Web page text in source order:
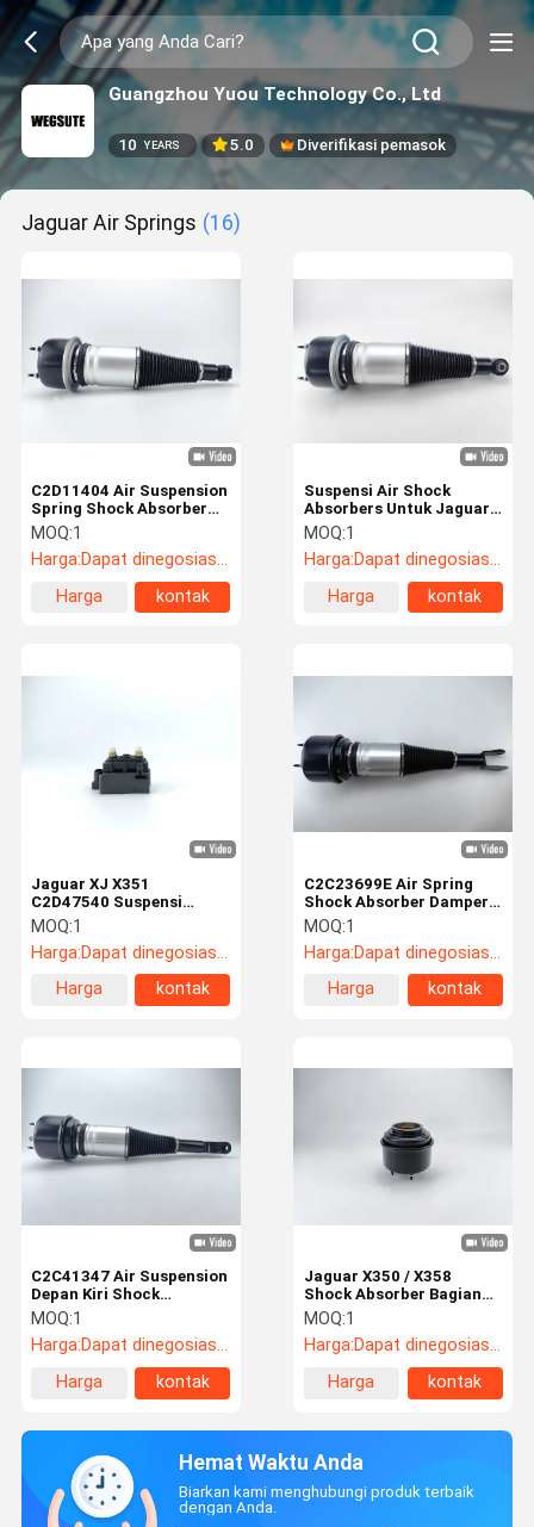
Guangzhou Yuou Technology Co., Ltd
10 YEARS 5.0 Diverifikasi pemasok
Jaguar Air Springs (16)
C2D11404 Air Suspension
Spring Shock Absorber
Cocok Untuk Jaguar
Belakang Kiri
MOQ:1
Harga:Dapat dinegosiasikan
Harga
kontak
Suspensi Air Shock
Absorbers Untuk Jaguar
X350 Belakang Kanan
C2C41340
MOQ:1
Harga:Dapat dinegosiasikan
Harga
kontak
Jaguar XJ X351
C2D47540 Suspensi
Udara Solenoid Valve
Block
MOQ:1
Harga:Dapat dinegosiasikan
Harga
kontak
C2C23699E Air Spring
Shock Absorber Damper
Untuk Jaguar XJ Depan
Kanan
MOQ:1
Harga:Dapat dinegosiasikan
Harga
kontak
C2C41347 Air Suspension
Depan Kiri Shock
Absorber Untuk Jaguar
XJ
MOQ:1
Harga:Dapat dinegosiasikan
Harga
kontak
Jaguar X350 / X358
Shock Absorber Bagian
Kit C2C41347
MOQ:1
Harga:Dapat dinegosiasikan
Harga
kontak
Hemat Waktu Anda
Biarkan kami menghubungi produk terbaik
dengan Anda.